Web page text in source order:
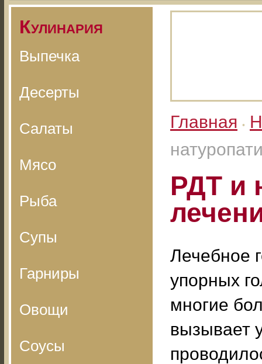
Кулинария
Выпечка
Десерты
Салаты
Мясо
Рыба
Супы
Гарниры
Овощи
Соусы
Главная •
РДТ и
Лечебное
упорных
многие
вызывает